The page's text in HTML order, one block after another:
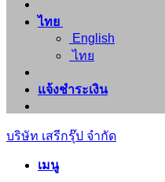
ไทย
English
ไทย
แจ้งชำระเงิน
บริษัท เสรีกรุ๊ป จำกัด
เมนู